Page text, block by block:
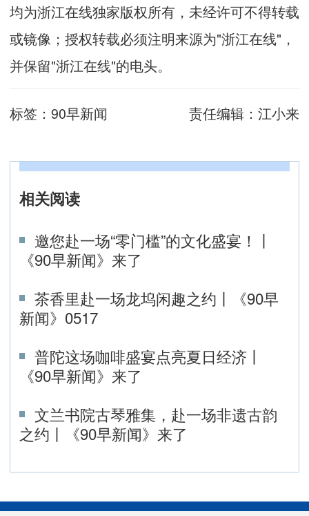
均为浙江在线独家版权所有，未经许可不得转载
或镜像；授权转载必须注明来源为"浙江在线"，
并保留"浙江在线"的电头。
标签： 90早新闻 责任编辑： 江小来
相关阅读
邀您赴一场“零门槛”的文化盛宴！丨
《90早新闻》来了
茶香里赴一场龙坞闲趣之约丨《90早
新闻》0517
普陀这场咖啡盛宴点亮夏日经济丨
《90早新闻》来了
文兰书院古琴雅集，赴一场非遗古韵
之约丨《90早新闻》来了